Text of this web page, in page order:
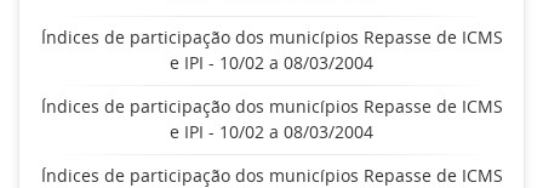
Índices de participação dos municípios Repasse de ICMS
e IPI - 10/02 a 08/03/2004
Índices de participação dos municípios Repasse de ICMS
e IPI - 10/02 a 08/03/2004
Índices de participação dos municípios Repasse de ICMS